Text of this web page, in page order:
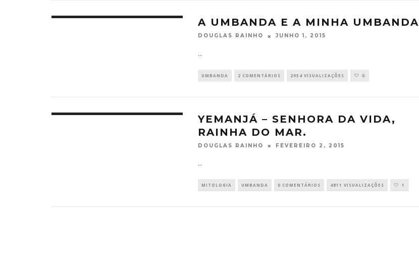
A UMBANDA E A MINHA UMBANDA
DOUGLAS RAINHO JUNHO 1, 2015
...
UMBANDA 2 COMENTÁRIOS 2954 VISUALIZAÇÕES 0
YEMANJÁ – SENHORA DA VIDA,
RAINHA DO MAR.
DOUGLAS RAINHO FEVEREIRO 2, 2015
...
MITOLOGIA UMBANDA 0 COMENTÁRIOS 4811 VISUALIZAÇÕES 1